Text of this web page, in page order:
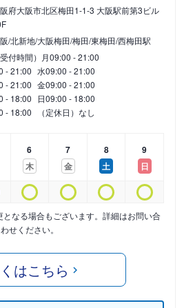
府大阪市北区梅田1-1-3 大阪駅前第3ビル
/北新地/大阪梅田/梅田/東梅田/西梅田駅
受付時間） 月09:00 - 21:00
- 21:00 水09:00 - 21:00
- 21:00 金09:00 - 21:00
- 18:00 日09:00 - 18:00
- 18:00 （定休日）なし
6
木
7
金
8
土
9
日
なる場合もございます。詳細はお問い合
わせください。
はこちら